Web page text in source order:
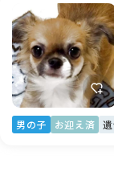
男の子 お迎え済